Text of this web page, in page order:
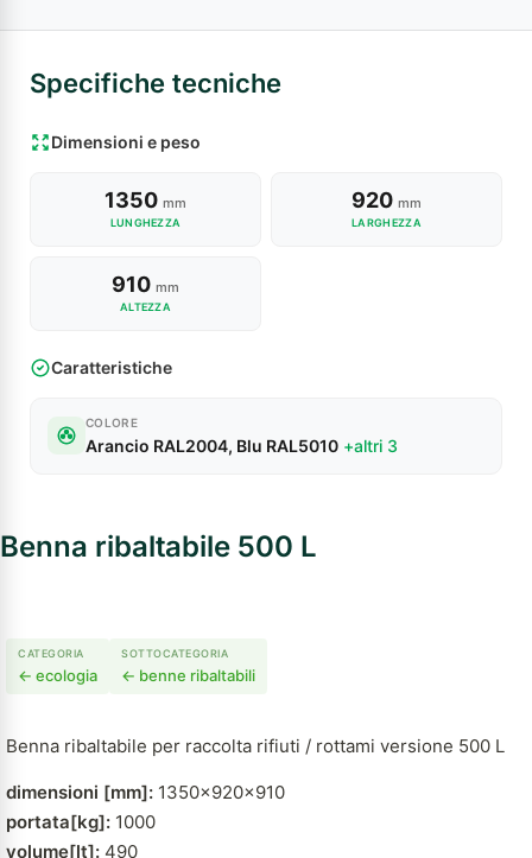
Specifiche tecniche
Dimensioni e peso
1350 mm
LUNGHEZZA
920 mm
LARGHEZZA
910 mm
ALTEZZA
Caratteristiche
COLORE
Arancio RAL2004, Blu RAL5010 +altri 3
Benna ribaltabile 500 L
CATEGORIA
← ecologia
SOTTOCATEGORIA
← benne ribaltabili
Benna ribaltabile per raccolta rifiuti / rottami versione 500 L
dimensioni [mm]: 1350x920x910
portata[kg]: 1000
volume[lt]: 490